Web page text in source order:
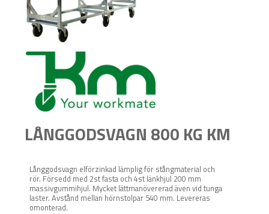
LÅNGGODSVAGN 800 KG KM
Långgodsvagn elförzinkad lämplig för stångmaterial och
rör. Försedd med 2st fasta och 4st länkhjul 200 mm
massivgummihjul. Mycket lättmanövererad även vid tunga
laster. Avstånd mellan hörnstolpar 540 mm. Levereras
omonterad.